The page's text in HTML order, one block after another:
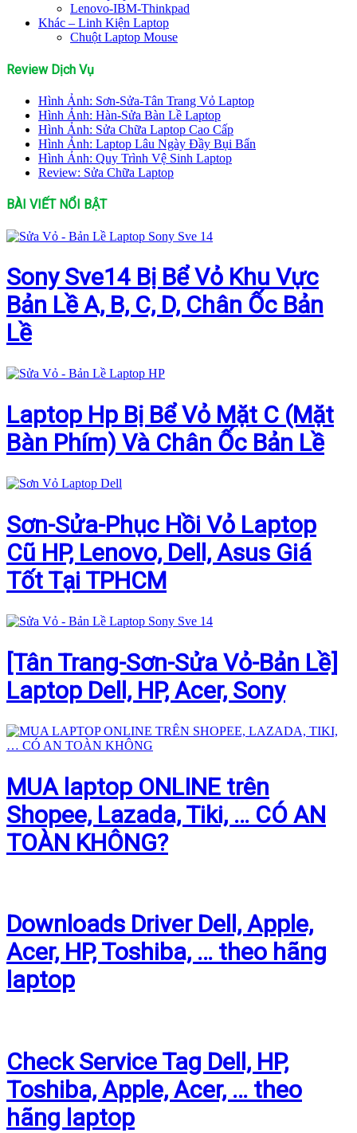
Lenovo-IBM-Thinkpad
Khác – Linh Kiện Laptop
Chuột Laptop Mouse
Review Dịch Vụ
Hình Ảnh: Sơn-Sửa-Tân Trang Vỏ Laptop
Hình Ảnh: Hàn-Sửa Bàn Lề Laptop
Hình Ảnh: Sửa Chữa Laptop Cao Cấp
Hình Ảnh: Laptop Lâu Ngày Đầy Bụi Bẩn
Hình Ảnh: Quy Trình Vệ Sinh Laptop
Review: Sửa Chữa Laptop
BÀI VIẾT NỔI BẬT
Sony Sve14 Bị Bể Vỏ Khu Vực
Bản Lề A, B, C, D, Chân Ốc Bản
Lề
Laptop Hp Bị Bể Vỏ Mặt C (Mặt
Bàn Phím) Và Chân Ốc Bản Lề
Sơn-Sửa-Phục Hồi Vỏ Laptop
Cũ HP, Lenovo, Dell, Asus Giá
Tốt Tại TPHCM
[Tân Trang-Sơn-Sửa Vỏ-Bản Lề]
Laptop Dell, HP, Acer, Sony
MUA laptop ONLINE trên
Shopee, Lazada, Tiki, … CÓ AN
TOÀN KHÔNG?
Downloads Driver Dell, Apple,
Acer, HP, Toshiba, … theo hãng
laptop
Check Service Tag Dell, HP,
Toshiba, Apple, Acer, … theo
hãng laptop